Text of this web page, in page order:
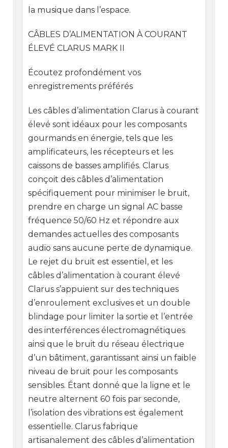
la musique dans l’espace.
CÂBLES D’ALIMENTATION À COURANT
ÉLEVÉ CLARUS MARK II
Écoutez profondément vos
enregistrements préférés
Les câbles d’alimentation Clarus à courant
élevé sont idéaux pour les composants
gourmands en énergie, tels que les
amplificateurs, les récepteurs et les
caissons de basses amplifiés. Clarus
conçoit des câbles d’alimentation
spécifiquement pour minimiser le bruit,
prendre en charge un signal AC basse
fréquence 50/60 Hz et répondre aux
demandes actuelles des composants
audio sans aucune perte de dynamique.
Le rejet du bruit est essentiel, et les
câbles d’alimentation à courant élevé
Clarus s’appuient sur des techniques
d’enroulement exclusives et un double
blindage pour limiter la sortie et l’entrée
des interférences électromagnétiques
ainsi que le bruit du réseau électrique
d’un bâtiment, garantissant ainsi un faible
niveau de bruit pour les composants
sensibles. Étant donné que la ligne et le
neutre alternent 60 fois par seconde,
l’isolation des vibrations est également
essentielle. Clarus fabrique
artisanalement des câbles d’alimentation